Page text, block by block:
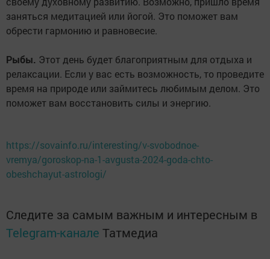
заняться медитацией или йогой. Это поможет вам
обрести гармонию и равновесие.
Рыбы. Этот день будет благоприятным для отдыха и
релаксации. Если у вас есть возможность, то проведите
время на природе или займитесь любимым делом. Это
поможет вам восстановить силы и энергию.
https://sovainfo.ru/interesting/v-svobodnoe-
vremya/goroskop-na-1-avgusta-2024-goda-chto-
obeshchayut-astrologi/
Следите за самым важным и интересным в
Telegram-канале Татмедиа